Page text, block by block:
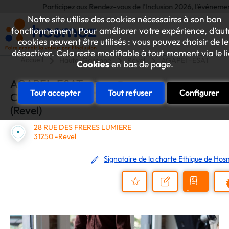
Notre site utilise des cookies nécessaires à son bon
fonctionnement. Pour améliorer votre expérience,
cookies peuvent être utilisés : vous pouvez choisir de
désactiver. Cela reste modifiable à tout moment via le
Cookiesen bas de page.
Tout accepter Tout refuser Configurer
Participez aux Rendez-vous de l'Inclusion 2026, l'événement
Accueil Haute-Garonne Revel
AGAPEI -ESAT
CHANTECLER
(Revel)
28 RUE DES FRERES LUMIERE
31250 -Revel
Signataire de la charte Ethique de
au
Nous
Demander